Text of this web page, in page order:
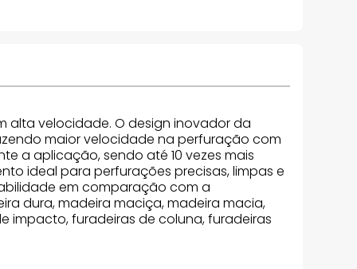
alta velocidade. O design inovador da
maior velocidade na perfuração com
a aplicação, sendo até 10 vezes mais
ideal para perfurações precisas, limpas e
em comparação com a
dura, madeira maciça, madeira macia,
impacto, furadeiras de coluna, furadeiras